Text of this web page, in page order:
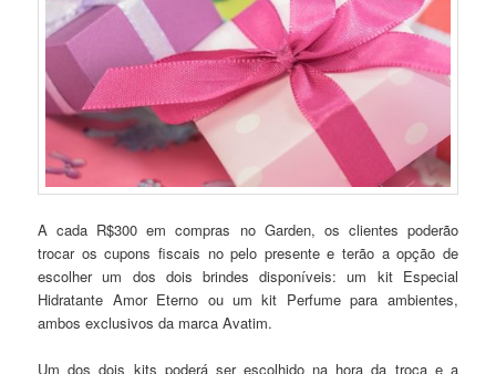
A cada R$300 em compras no Garden, os clientes poderão
trocar os cupons fiscais no pelo presente e terão a opção de
escolher um dos dois brindes disponíveis: um kit Especial
Hidratante Amor Eterno ou um kit Perfume para ambientes,
ambos exclusivos da marca Avatim.
Um dos dois kits poderá ser escolhido na hora da troca e a